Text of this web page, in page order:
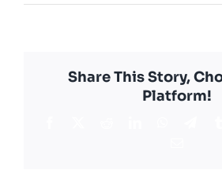
Share This Story,
Platform!